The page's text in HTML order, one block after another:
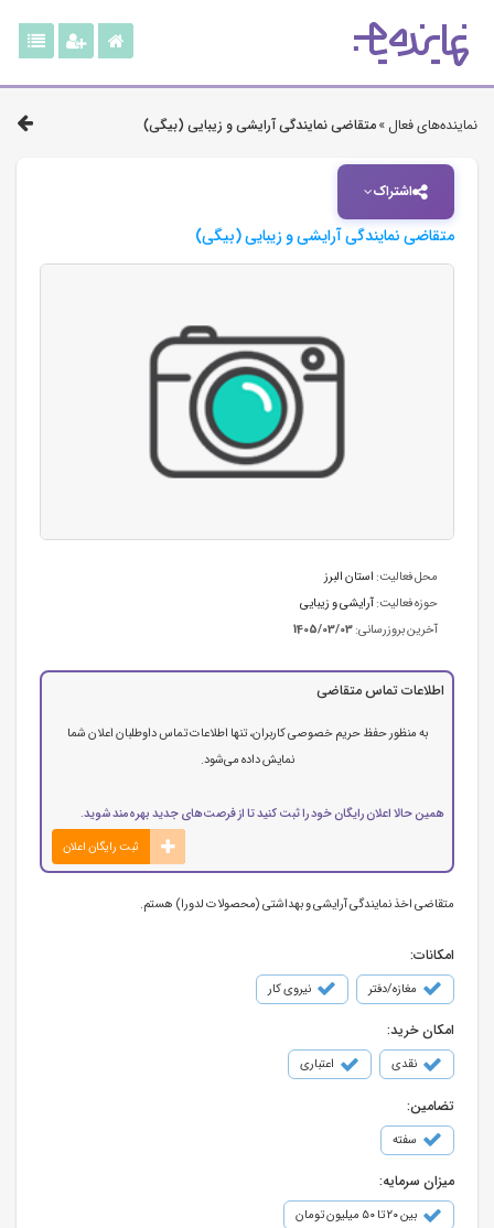
نماینده‌های فعال »متقاضی نمایندگی آرایشی و زیبایی (بیگی)
اشتراک
متقاضی نمایندگی آرایشی و زیبایی (بیگی)
محل فعالیت: استان البرز
حوزه فعالیت:آرایشی و زیبایی
آخرین بروزرسانی:1405/03/03
اطلاعات تماس متقاضی
به منظور حفظ حریم خصوصی کاربران، تنها اطلاعات تماس داوطلبان اعلان شما
نمایش داده می‌شود.
همین حالا اعلان رایگان خود را ثبت کنید تا از فرصت‌های جدید بهره‌مند شوید.
ثبت رایگان اعلان
متقاضی اخذ نمایندگی آرایشی و بهداشتی (محصولات لدورا) هستم.
امکانات:
مغازه/دفتر نیروی کار
امکان خرید:
نقدی اعتباری
تضامین:
سفته
میزان سرمایه:
بین ۲۰ تا ۵۰ میلیون تومان